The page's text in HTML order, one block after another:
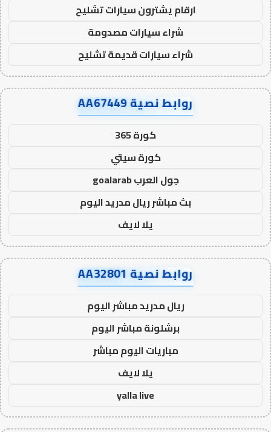
ارقام يشترون سيارات تشليح
شراء سيارات مصدومة
شراء سيارات قديمة تشليح
روابط نصية AA67449
كورة 365
كورة سيتي
جول العرب goalarab
بث مباشر ريال مدريد اليوم
يلا لايف
روابط نصية AA32801
ريال مدريد مباشر اليوم
برشلونة مباشر اليوم
مباريات اليوم مباشر
يلا لايف
yalla live